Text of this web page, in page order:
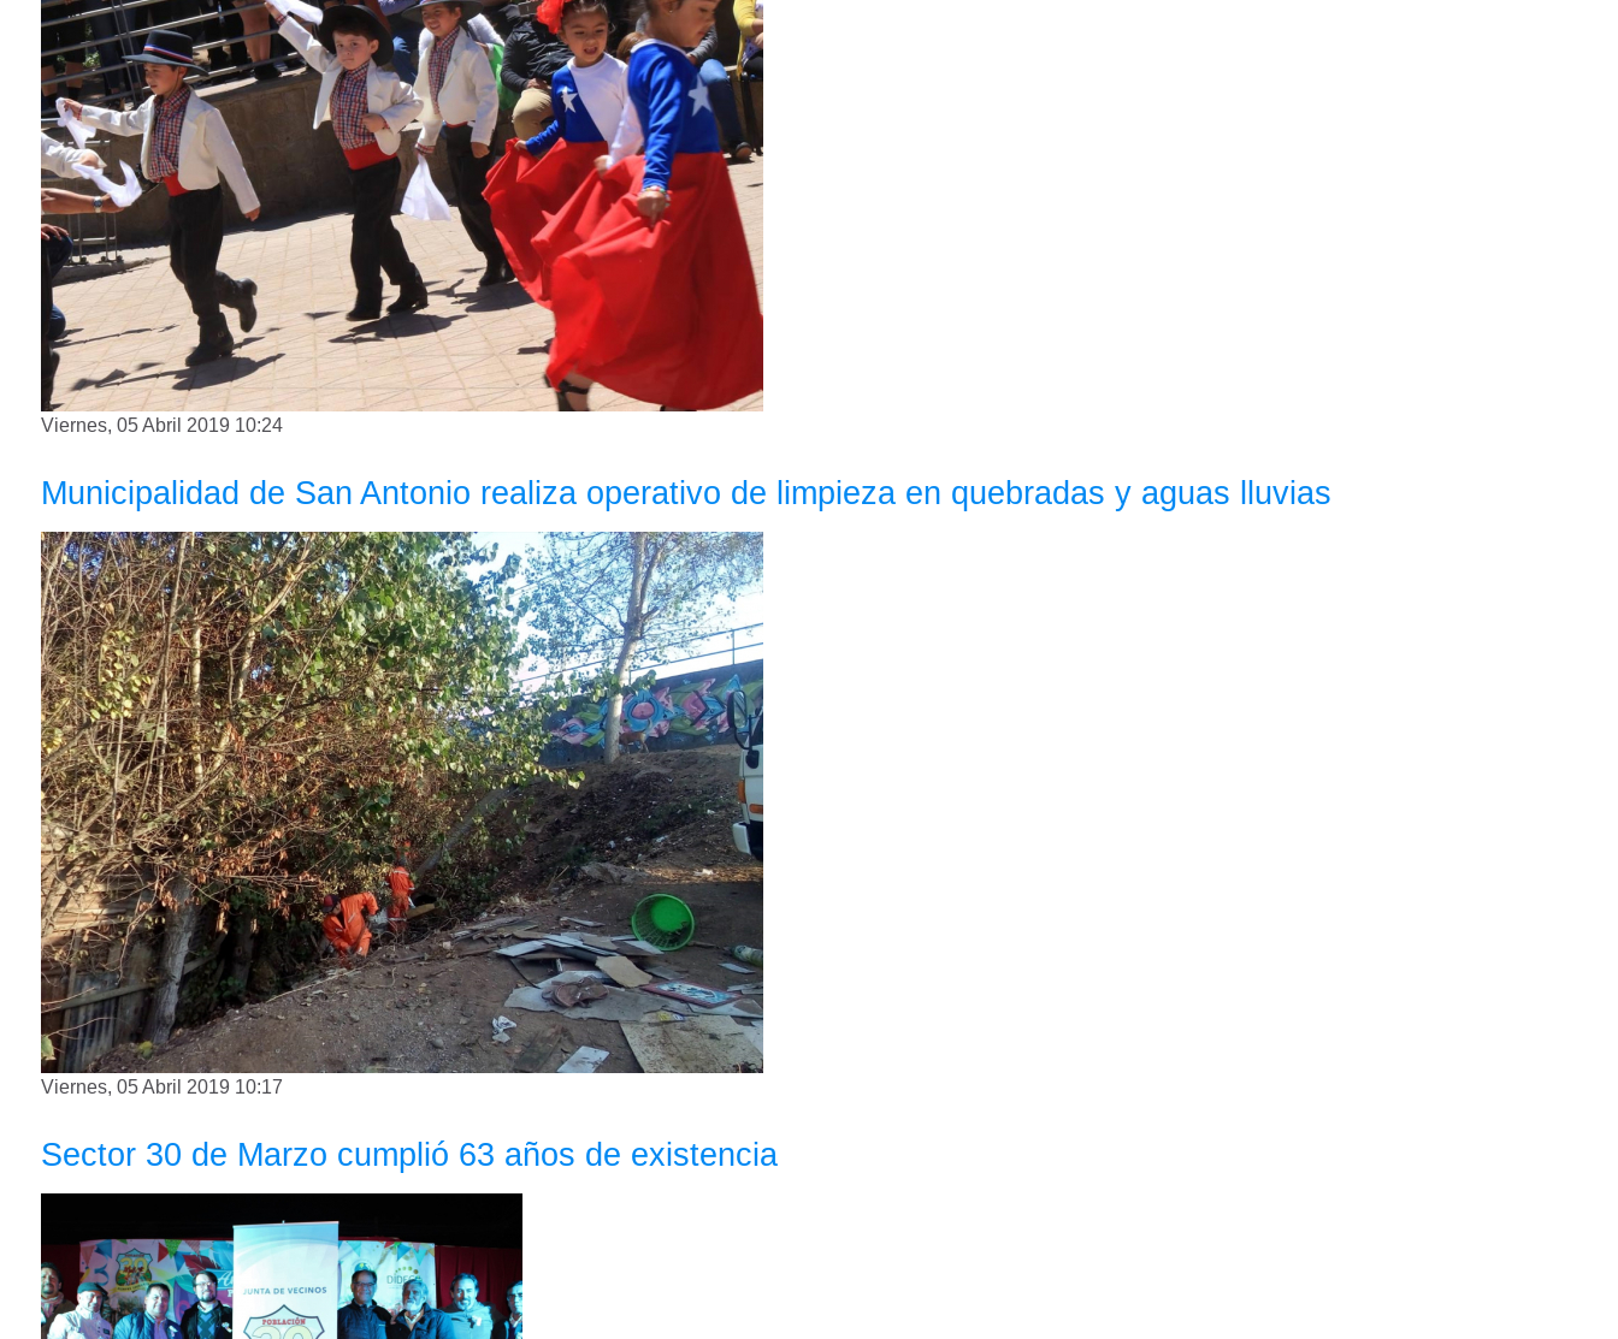
Viernes, 05 Abril 2019 10:24
Municipalidad de San Antonio realiza operativo de limpieza en quebradas y aguas lluvias
Viernes, 05 Abril 2019 10:17
Sector 30 de Marzo cumplió 63 años de existencia